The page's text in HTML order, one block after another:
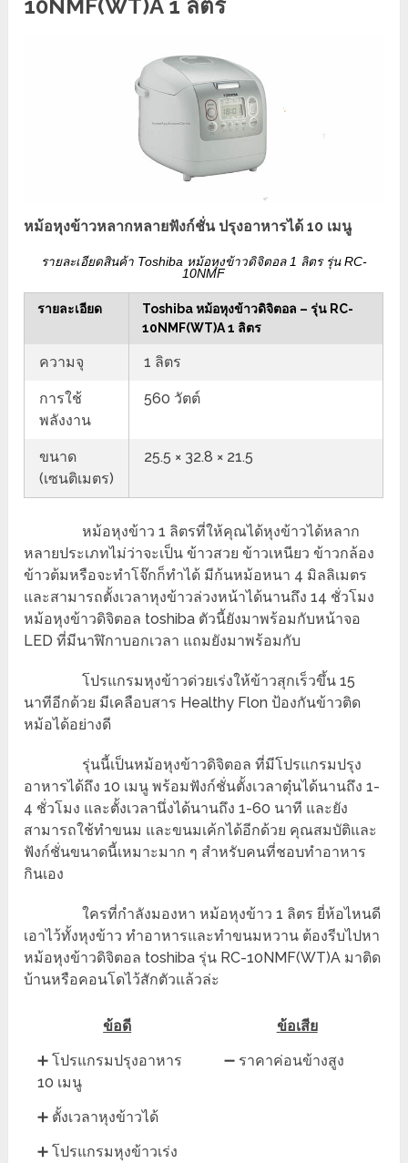
10NMF(WT)A 1 ลิตร
หม้อหุงข้าวหลากหลายฟังก์ชั่น ปรุงอาหารได้ 10 เมนู
รายละเอียดสินค้า Toshiba หม้อหุงข้าวดิจิตอล 1 ลิตร รุ่น RC-
10NMF
รายละเอียด
Toshiba หม้อหุงข้าวดิจิตอล – รุ่น RC-
10NMF(WT)A 1 ลิตร
ความจุ 1 ลิตร
การใช้
พลังงาน
560 วัตต์
ขนาด
(เซนติเมตร)
25.5 × 32.8 × 21.5
หม้อหุงข้าว 1 ลิตรที่ให้คุณได้หุงข้าวได้หลาก
หลายประเภทไม่ว่าจะเป็น ข้าวสวย ข้าวเหนียว ข้าวกล้อง
ข้าวต้มหรือจะทำโจ๊กก็ทำได้ มีก้นหม้อหนา 4 มิลลิเมตร
และสามารถตั้งเวลาหุงข้าวล่วงหน้าได้นานถึง 14 ชั่วโมง
หม้อหุงข้าวดิจิตอล toshiba ตัวนี้ยังมาพร้อมกับหน้าจอ
LED ที่มีนาฬิกาบอกเวลา แถมยังมาพร้อมกับ
โปรแกรมหุงข้าวด่วยเร่งให้ข้าวสุกเร็วขึ้น 15
นาทีอีกด้วย มีเคลือบสาร Healthy Flon ป้องกันข้าวติด
หม้อได้อย่างดี
รุ่นนี้เป็นหม้อหุงข้าวดิจิตอล ที่มีโปรแกรมปรุง
อาหารได้ถึง 10 เมนู พร้อมฟังก์ชั่นตั้งเวลาตุ๋นได้นานถึง 1-
4 ชั่วโมง และตั้งเวลานึ่งได้นานถึง 1-60 นาที และยัง
สามารถใช้ทำขนม และขนมเค้กได้อีกด้วย คุณสมบัติและ
ฟังก์ชั่นขนาดนี้เหมาะมาก ๆ สำหรับคนที่ชอบทำอาหาร
กินเอง
ใครที่กำลังมองหา หม้อหุงข้าว 1 ลิตร ยี่ห้อไหนดี
เอาไว้ทั้งหุงข้าว ทำอาหารและทำขนมหวาน ต้องรีบไปหา
หม้อหุงข้าวดิจิตอล toshiba รุ่น RC-10NMF(WT)A มาติด
บ้านหรือคอนโดไว้สักตัวแล้วล่ะ
ข้อดี
ข้อเสีย
➕ โปรแกรมปรุงอาหาร
10 เมนู
➖ ราคาค่อนข้างสูง
➕ ตั้งเวลาหุงข้าวได้
➕ โปรแกรมหุงข้าวเร่ง